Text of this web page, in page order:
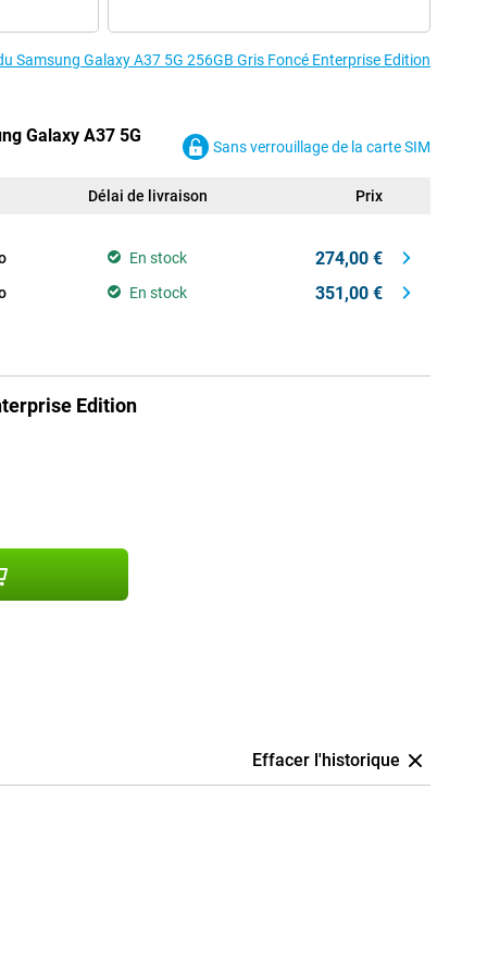
Samsung Galaxy A37 5G 256GB Gris Foncé Enterprise Edition
Galaxy A37 5G
Sans verrouillage de la carte SIM
Délai de livraison Prix
En stock 274,00 €
En stock 351,00 €
Edition
Effacer l'historique